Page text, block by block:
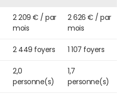
2 209 € / par
mois
2 626 € / par
mois
2 449 foyers 1 107 foyers
2,0
personne(s)
1,7
personne(s)